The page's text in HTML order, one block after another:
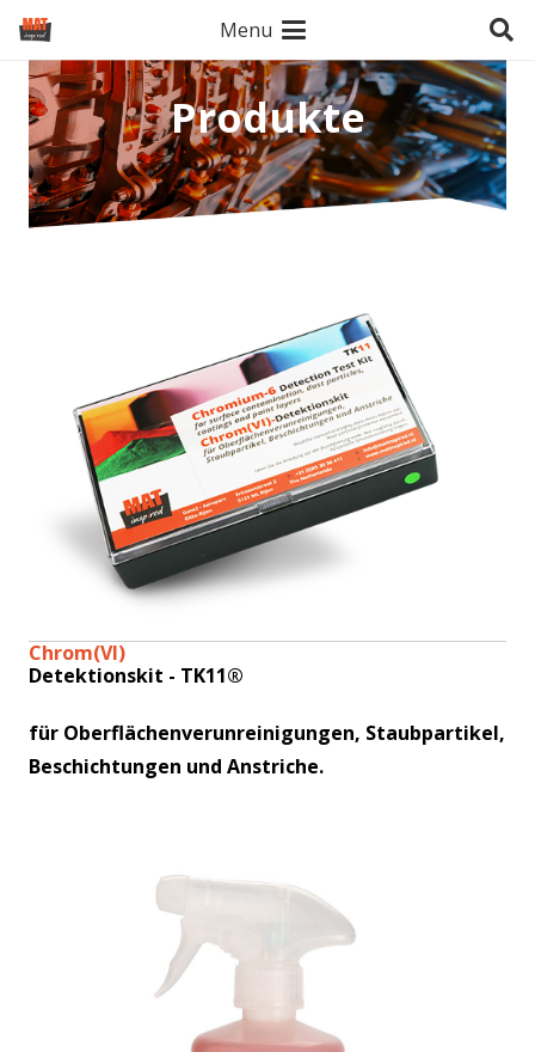
Menu
Produkte
Chrom(VI)
Detektionskit - TK11®
für Oberflächenverunreinigungen, Staubpartikel,
Beschichtungen und Anstriche.